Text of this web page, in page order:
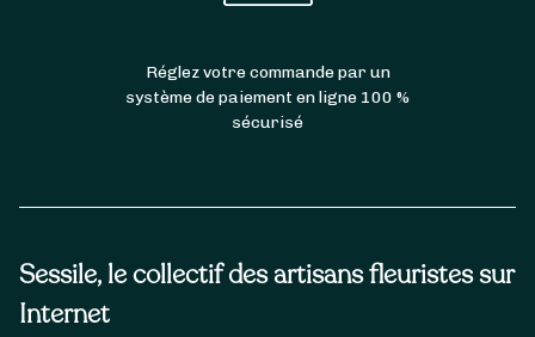
Sessile, le collectif des artisans fleuristes sur
Internet
Réglez votre commande par un
système de paiement en ligne 100 %
sécurisé